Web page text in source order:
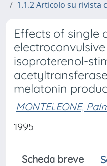
1.1.2 Articolo su rivista
Effects of single
isoproterenol-
melatonin
MONTELEONE,
1995
Scheda breve